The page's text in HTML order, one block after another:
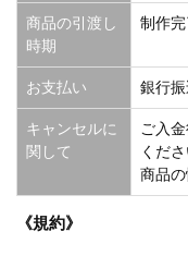
商品の引渡し
時期
制作完
お支払い 銀行振
キャンセルに
関して
ご入
くだ
商品の
《規約》